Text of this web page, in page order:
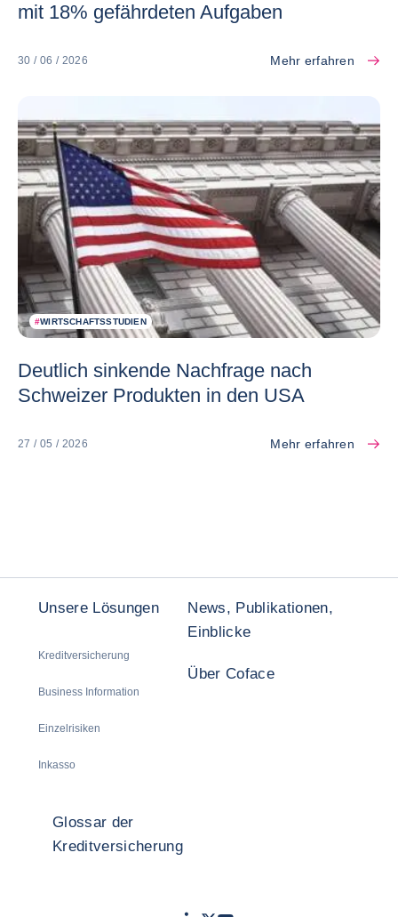
mit 18% gefährdeten Aufgaben
30 / 06 / 2026 Mehr erfahren
#WIRTSCHAFTSSTUDIEN
Deutlich sinkende Nachfrage nach
Schweizer Produkten in den USA
27 / 05 / 2026 Mehr erfahren
Unsere Lösungen
Kreditversicherung
Business Information
Einzelrisiken
Inkasso
News, Publikationen,
Einblicke
Über Coface
Glossar der
Kreditversicherung